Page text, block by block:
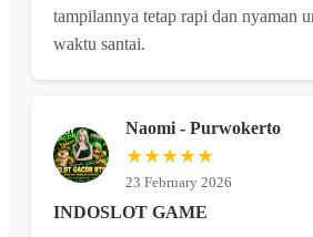
tampilannya tetap rapi dan nyaman
waktu santai.
Naomi - Purwokerto
★★★★★
23 February 2026
INDOSLOT GAME